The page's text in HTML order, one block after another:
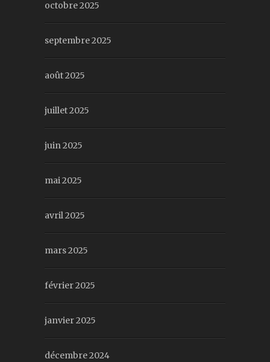
octobre 2025
septembre 2025
août 2025
juillet 2025
juin 2025
mai 2025
avril 2025
mars 2025
février 2025
janvier 2025
décembre 2024